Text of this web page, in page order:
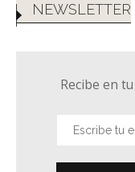
NEWSLETTER
Recibe en